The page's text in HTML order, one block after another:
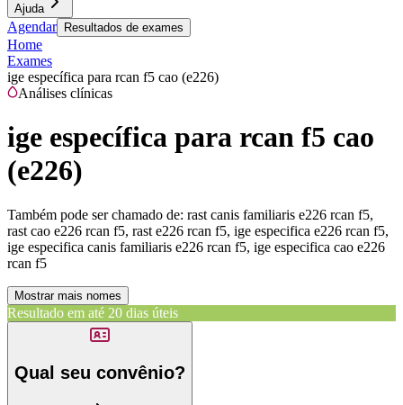
Ajuda
Agendar Resultados de exames
Home
Exames
ige específica para rcan f5 cao (e226)
Análises clínicas
ige específica para rcan f5 cao
(e226)
Também pode ser chamado de: rast canis familiaris e226 rcan f5,
rast cao e226 rcan f5, rast e226 rcan f5, ige especifica e226 rcan f5,
ige especifica canis familiaris e226 rcan f5, ige especifica cao e226
rcan f5
Mostrar mais nomes
Resultado em até 20 dias úteis
Qual seu convênio?